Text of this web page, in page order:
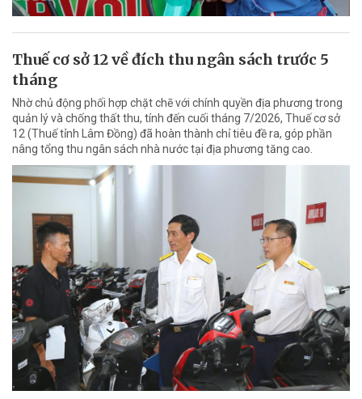
Thuế cơ sở 12 về đích thu ngân sách trước 5
tháng
Nhờ chủ động phối hợp chặt chẽ với chính quyền địa phương trong
quản lý và chống thất thu, tính đến cuối tháng 7/2026, Thuế cơ sở
12 (Thuế tỉnh Lâm Đồng) đã hoàn thành chỉ tiêu đề ra, góp phần
nâng tổng thu ngân sách nhà nước tại địa phương tăng cao.